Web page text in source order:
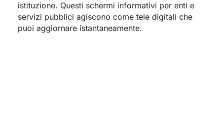
istituzione. Questi schermi informativi per enti e
servizi pubblici agiscono come tele digitali che
puoi aggiornare istantaneamente.